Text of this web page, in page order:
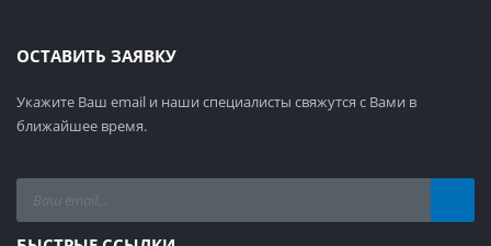
ОСТАВИТЬ ЗАЯВКУ
Укажите Ваш email и наши специалисты свяжутся с Вами в
ближайшее время.